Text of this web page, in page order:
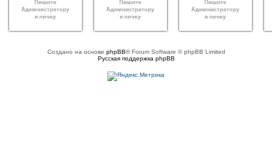
Создано на основе phpBB® Forum Software © phpBB Limited
Русская поддержка phpBB